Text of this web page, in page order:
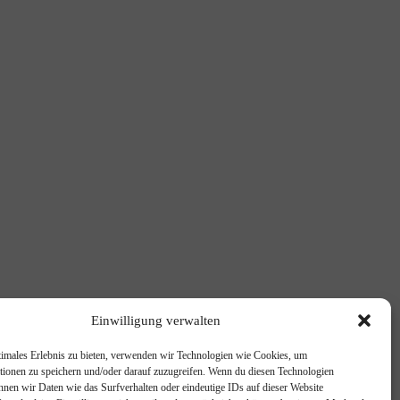
Einwilligung verwalten
Erlebnis zu bieten, verwenden wir Technologien wie Cookies, um
zu speichern und/oder darauf zuzugreifen. Wenn du diesen Technologien
wir Daten wie das Surfverhalten oder eindeutige IDs auf dieser Website